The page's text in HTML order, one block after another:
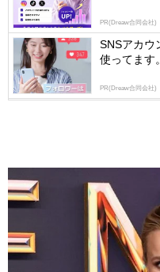
PR(Dreaw合同会社)
SNSアカウ
使ってます。
PR(Dreaw合同会社)